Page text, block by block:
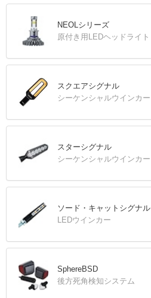
NEOLシリーズ
原付き用LEDヘッドライト
スクエアシグナル
シーケンシャルウインカー
スターシグナル
シーケンシャルウインカー
ソード・キャットシグナル
LEDウインカー
SphereBSD
後方死角検知システム